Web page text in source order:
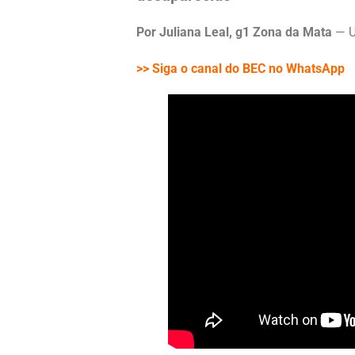
Por Juliana Leal, g1 Zona da Mata —
>> Siga o canal do BEC no WhatsApp